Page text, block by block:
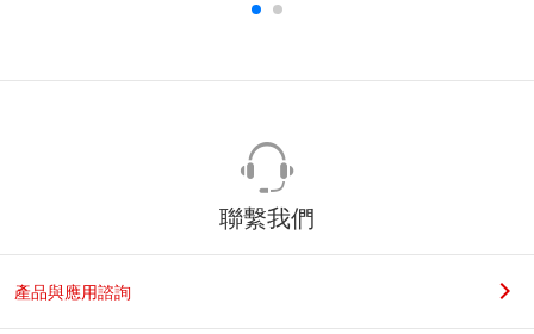
聯繫我們
產品與應用諮詢